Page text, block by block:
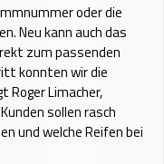
oder die
Neu kann auch das
zum passenden
konnten wir die
Limacher,
sollen rasch
und welche Reifen bei